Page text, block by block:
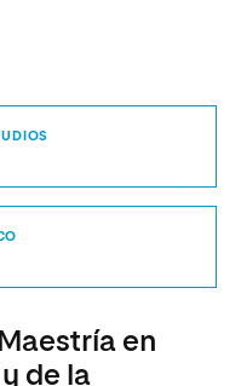
en
de la